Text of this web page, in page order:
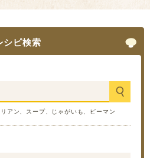
シピ検索
アン、スープ、じゃがいも、ピーマン